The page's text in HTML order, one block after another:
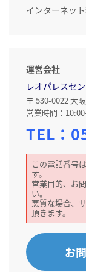
インターネッ
運営会社
レオパレスセ
〒 530-0022 大
営業時間：
TEL：
この電話番号
す。
営業目的、お
い。
悪質な場合、
頂きます。
お